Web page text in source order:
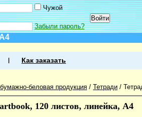
Чужой
Забыли пароль?
Как заказать
беловая продукция / Тетради /
120 листов, линейка, А4